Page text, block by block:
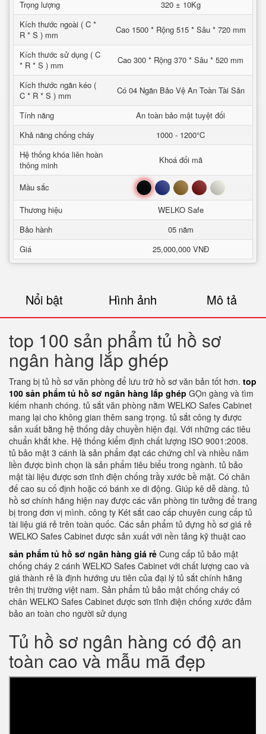
Trọng lượng
320 ± 10Kg
Kích thước ngoài ( C *
R * S ) mm
Cao 1500 * Rộng 515 * Sâu * 720 mm
Kích thước sử dụng ( C
* R * S ) mm
Cao 300 * Rộng 370 * Sâu * 520 mm
Kích thước ngăn kéo (
C * R * S ) mm
Có 04 Ngăn Bảo Vệ An Toàn Tài Sản
Tính năng
An toàn bảo mật tuyệt đối
Khả năng chống cháy
1000 - 1200°C
Hệ thống khóa liên hoàn
thông minh
Khoá đổi mã
Mầu sắc Đen Xanh Nâu Đỏ Trắng
Thương hiệu
WELKO Safe
Bảo hành
05 năm
Giá
25,000,000 VNĐ
Nổi bật Hình ảnh Mô tả
top 100 sản phẩm tủ hồ sơ
ngân hàng lắp ghép
Trang bị tủ hồ sơ văn phòng để lưu trữ hồ sơ văn bản tốt hơn. top
100 sản phẩm tủ hồ sơ ngân hàng lắp ghép GỌn gàng và tìm
kiếm nhanh chóng. tủ sắt văn phòng nằm WELKO Safes Cabinet
mang lại cho không gian thêm sang trọng. tủ sắt công ty được
sản xuất bằng hệ thống dây chuyền hiện đại. Với những các tiêu
chuẩn khắt khe. Hệ thống kiểm định chất lượng ISO 9001:2008.
tủ bảo mật 3 cánh là sản phẩm đạt các chứng chỉ và nhiều năm
liền được bình chọn là sản phẩm tiêu biểu trong ngành. tủ bảo
mật tài liệu được sơn tĩnh điện chống trầy xước bề mặt. Có chân
đế cao su cố định hoặc có bánh xe di động. Giúp kê dễ dàng. tủ
hồ sơ chính hãng hiện nay được các văn phòng tin tưởng để trang
bị trong đơn vị mình. công ty Két sắt cao cấp chuyên cung cấp tủ
tài liệu giá rẻ trên toàn quốc. Các sản phẩm tủ đựng hồ sơ giá rẻ
WELKO Safes Cabinet được sản xuất với nền tảng kỹ thuật cao
sản phẩm tủ hồ sơ ngân hàng giá rẻ Cung cấp tủ bảo mật
chống cháy 2 cánh WELKO Safes Cabinet với chất lượng cao và
giá thành rẻ là định hướng ưu tiên của đại lý tủ sắt chính hãng
trên thị trường việt nam. Sản phẩm tủ bảo mật chống cháy có
chân WELKO Safes Cabinet được sơn tĩnh điện chống xước đảm
bảo an toàn cho người sử dụng
Tủ hồ sơ ngân hàng có độ an
toàn cao và mẫu mã đẹp